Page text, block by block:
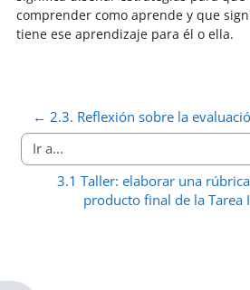
comprender como aprende y que
tiene ese aprendizaje para él o ella.
← 2.3. Reflexión sobre la
Ir a...
3.1 Taller: elaborar una
producto final de la Tarea